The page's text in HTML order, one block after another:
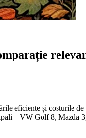
eficiente și costurile
– VW Golf 8, Mazda